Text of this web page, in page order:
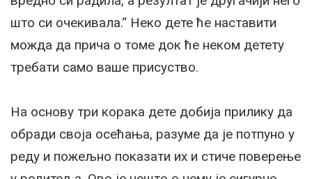
што си очекивала.“ Неко дете ће наставити
можда да прича о томе док ће неком детету
требати само ваше присуство.
На основу три корака дете добија прилику да
обради своја осећања, разуме да је потпуно у
реду и пожељно показати их и стиче поверење